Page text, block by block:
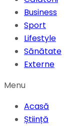
Business
Sport
Lifestyle
Sănătate
Externe
Menu
Acasă
Știință